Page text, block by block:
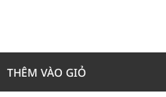
THÊM VÀO GIỎ